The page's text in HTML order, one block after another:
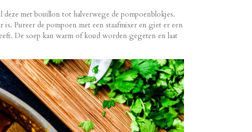
met bouillon tot halverwege de pompoenblokjes.
Pureer de pompoen met een staafmixer en giet er een
De soep kan warm of koud worden gegeten en laat